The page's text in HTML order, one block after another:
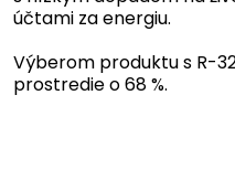
účtami za energiu.
Výberom produktu s R-
prostredie o 68 %.